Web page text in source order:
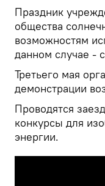
Праздник
общества
возможностям
данном случае -
Третьего мая
демонстрации
Проводятся
конкурсы для
энергии.